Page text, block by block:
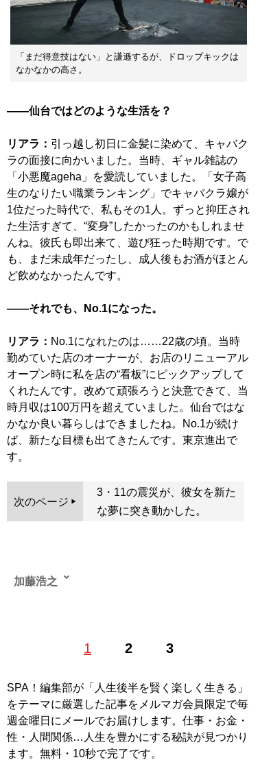
「まだ得意技はない」と謙遜するが、ドロップキックは
なかなかの高さ。
――仙台ではどのような生活を？
リアラ： 引っ越し初日に金髪に染めて、キャバク
ラの面接に向かいました。当時、ギャル雑誌の
「小悪魔ageha」を愛読していました。「女子高
生のなりたい職業ランキング」でキャバクラ嬢が
1位だった時代で、私もその1人。ずっと抑圧され
た生活すぎて、“変身”したかったのかもしれませ
んね。彼氏も即出来て、遊び狂った時期です。で
も、まだ未成年だったし、成人後もお酒がほとん
ど飲めなかったんです。
――それでも、No.1になった。
リアラ： No.1になれたのは……22歳の頃。当時
勤めていた店のオーナーが、お店のリニューアル
オープン時に私を店の“看板”にピックアップして
くれたんです。改めて頑張ろうと決意できて、当
時月収は100万円を超えていました。仙台ではな
かなか良い暮らしはできましたね。No.1が続け
ば、新たな目標も出てきたんです。東京進出で
す。
次のページ
3・11の震災が、彼女を新た
な夢に突き動かした。
1 2 3
加藤浩之
SPA！編集部が「人生後半を賢く楽しく生きる」
をテーマに厳選した記事をメルマガ会員限定で毎
週金曜日にメールでお届けします。仕事・お金・
性・人間関係…人生を豊かにする秘訣が見つかり
ます。無料・10秒で完了です。